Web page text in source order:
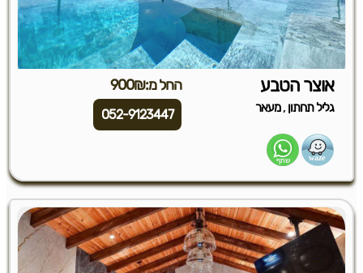
אוצר הטבע החל מ:900₪
גליל תחתון ,מעאר 052-9123447